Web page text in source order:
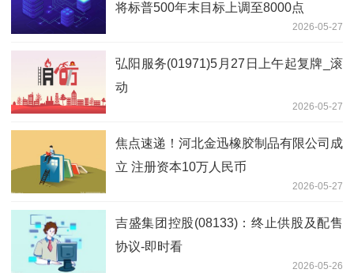
将标普500年末目标上调至8000点
2026-05-27
弘阳服务(01971)5月27日上午起复牌_滚
动
2026-05-27
焦点速递！河北金迅橡胶制品有限公司成
立 注册资本10万人民币
2026-05-27
吉盛集团控股(08133)：终止供股及配售
协议-即时看
2026-05-26